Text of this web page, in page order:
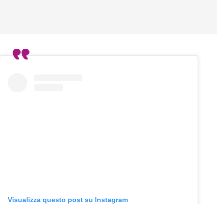
Visualizza questo post su Instagram